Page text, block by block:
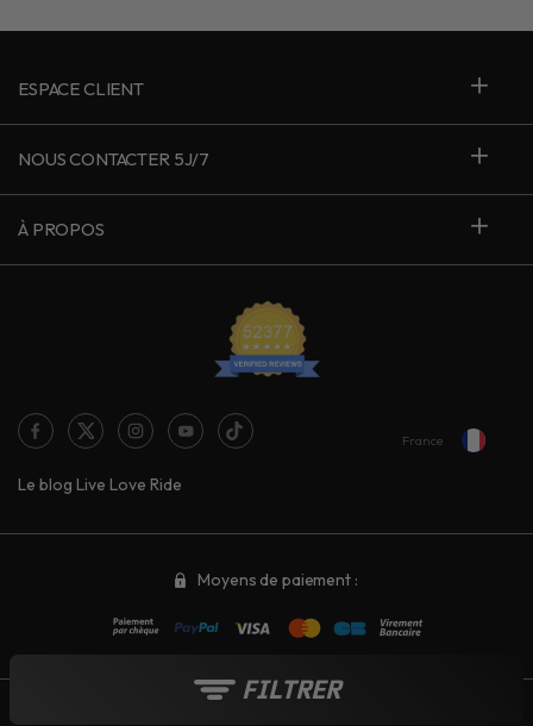
FILTRER
ESPACE CLIENT
NOUS CONTACTER 5J/7
À PROPOS
Le blog Live Love Ride
France
Moyens de paiement :